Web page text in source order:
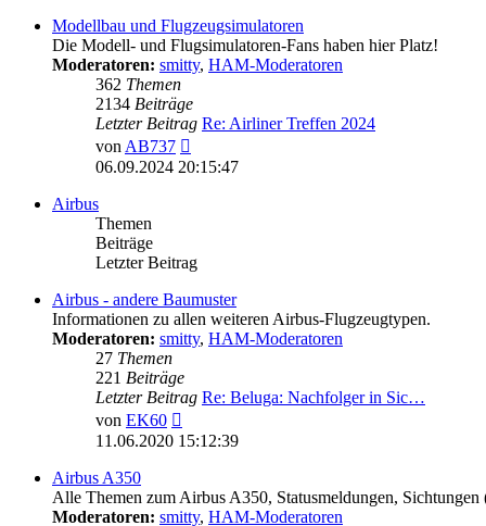
Modellbau und Flugzeugsimulatoren
Die Modell- und Flugsimulatoren-Fans haben hier Platz!
Moderatoren: smitty, HAM-Moderatoren
362 Themen
2134 Beiträge
Letzter Beitrag Re: Airliner Treffen 2024
vonAB737
Beitrag
06.09.2024 20:15:47
Airbus
Themen
Beiträge
Letzter Beitrag
Airbus - andere Baumuster
Informationen zu allen weiteren Airbus-Flugzeugtypen.
Moderatoren: smitty, HAM-Moderatoren
27 Themen
221 Beiträge
Letzter Beitrag Re: Beluga: Nachfolger in Sic…
von EK60
Beitrag
11.06.2020 15:12:39
Airbus A350
Alle Themen zum Airbus A350, Statusmeldungen, Sichtungen
Moderatoren: smitty, HAM-Moderatoren